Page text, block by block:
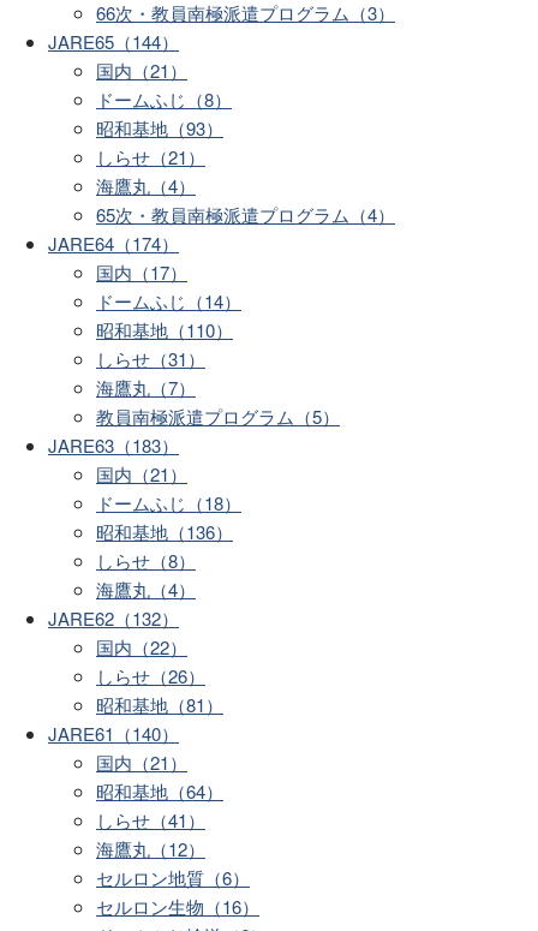
66次・教員南極派遣プログラム（3）
JARE65（144）
国内（21）
ドームふじ（8）
昭和基地（93）
しらせ（21）
海鷹丸（4）
65次・教員南極派遣プログラム（4）
JARE64（174）
国内（17）
ドームふじ（14）
昭和基地（110）
しらせ（31）
海鷹丸（7）
教員南極派遣プログラム（5）
JARE63（183）
国内（21）
ドームふじ（18）
昭和基地（136）
しらせ（8）
海鷹丸（4）
JARE62（132）
国内（22）
しらせ（26）
昭和基地（81）
JARE61（140）
国内（21）
昭和基地（64）
しらせ（41）
海鷹丸（12）
セルロン地質（6）
セルロン生物（16）